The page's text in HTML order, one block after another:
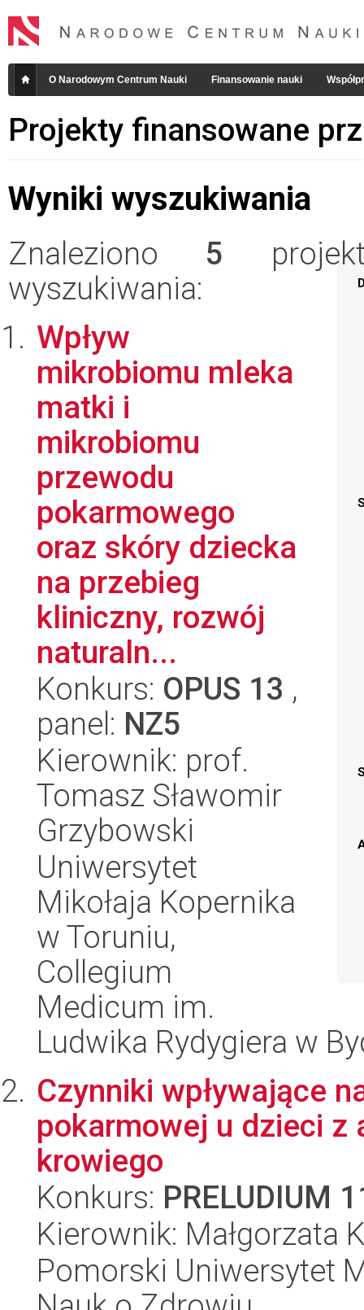
O Narodowym Centrum Nauki Finansowanie nauki
Projekty finansowane
Wyniki wyszukiwania
Znaleziono 5
wyszukiwania:
Wpływ
mikrobiomu mleka
matki i
mikrobiomu
przewodu
pokarmowego
oraz skóry dziecka
na przebieg
kliniczny, rozwój
naturaln...
Konkurs: OPUS 13 ,
panel: NZ5
Kierownik: prof.
Tomasz Sławomir
Grzybowski
Uniwersytet
Mikołaja Kopernika
w Toruniu,
Collegium
Medicum im.
Ludwika Rydygiera w
Czynniki wpływające
pokarmowej u dzieci z
krowiego
Konkurs: PRELUDIUM
Kierownik: Małgorzata
Pomorski Uniwersytet